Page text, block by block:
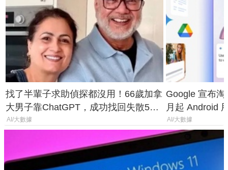
找了半輩子求助偵探都沒用！66歲加拿
大男子靠ChatGPT，成功找回失散50
年家人
AI/大數據
Google 宣布
月起 Android
AI/大數據